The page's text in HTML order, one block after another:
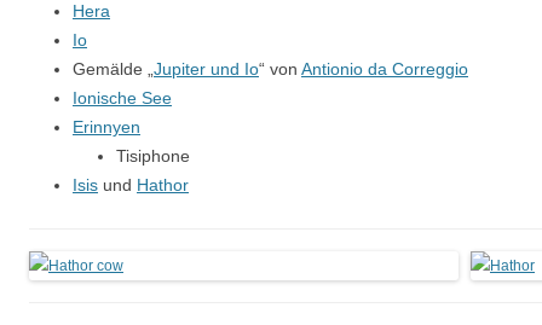
Hera
Io
Gemälde „ Jupiter und Io“ von Antionio da Correggio
Ionische See
Erinnyen
Tisiphone
Isis und Hathor